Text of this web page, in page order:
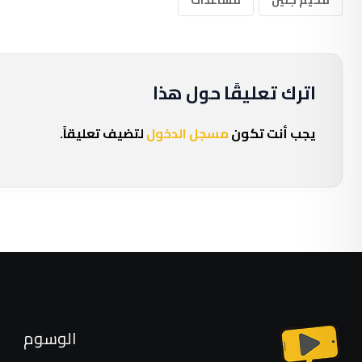
اترك تعليقًا حول هذا
يجب أنت تكونمسجل الدخوللتضيف تعليقاً.
الوسوم